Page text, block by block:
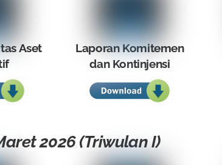
Aset
Laporan Komitemen
dan Kontinjensi
2026 (Triwulan I)